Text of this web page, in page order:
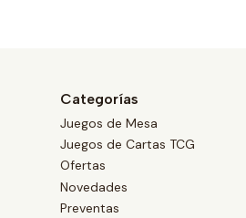
Categorías
Juegos de Mesa
Juegos de Cartas TCG
Ofertas
Novedades
Preventas